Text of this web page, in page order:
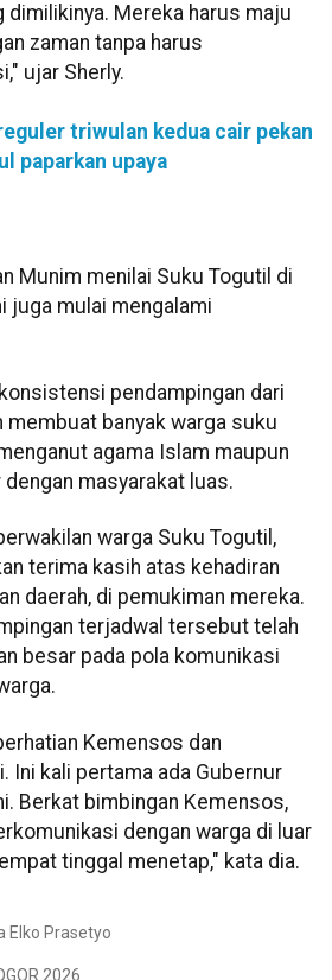
dimilikinya. Mereka harus maju
zaman tanpa harus
ujar Sherly.
triwulan kedua cair pekan
paparkan upaya
Munim menilai Suku Togutil di
juga mulai mengalami
pendampingan dari
membuat banyak warga suku
agama Islam maupun
masyarakat luas.
warga Suku Togutil,
terima kasih atas kehadiran
daerah, di pemukiman mereka.
terjadwal tersebut telah
besar pada pola komunikasi
Kemensos dan
Ini kali pertama ada Gubernur
Berkat bimbingan Kemensos,
dengan warga di luar
tinggal menetap," kata dia.
Elko Prasetyo
2026